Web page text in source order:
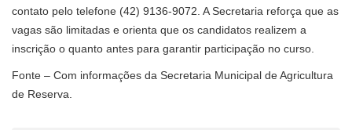
contato pelo telefone (42) 9136-9072. A Secretaria reforça que as
vagas são limitadas e orienta que os candidatos realizem a
inscrição o quanto antes para garantir participação no curso.
Fonte – Com informações da Secretaria Municipal de Agricultura
de Reserva.